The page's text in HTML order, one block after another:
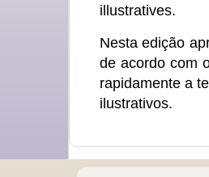
illustratives.
Nesta edição
de acordo com
rapidamente a
ilustrativos.